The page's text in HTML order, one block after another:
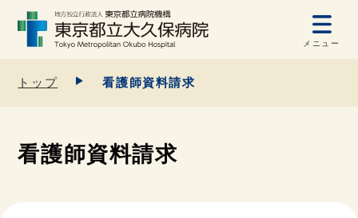
メニュー
トップ 看護師資料請求
看護師資料請求